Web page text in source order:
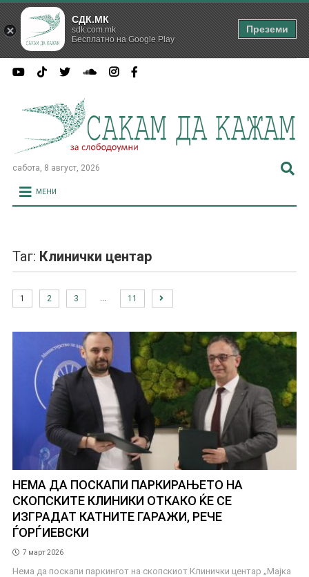
сабота, 8 август, 2026
МЕНИ
Таг: Клинички центар
1 2 3 11
НЕМА ДА ПОСКАПИ ПАРКИРАЊЕТО НА
СКОПСКИТЕ КЛИНИКИ ОТКАКО ЌЕ СЕ
ИЗГРАДАТ КАТНИТЕ ГАРАЖИ, РЕЧЕ
ЃОРЃИЕВСКИ
7 март 2026
Нема да поскапи паркингот на скопскиот Клинички центар „Мајка
СДК.МК
sdk.com.mk
Бесплатно на Google Play
Преземи